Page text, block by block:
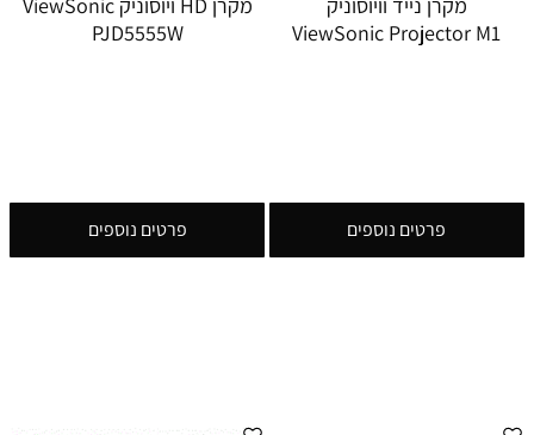
ViewSonic Projector M1
פרטים נוספים
PJD5555W
פרטים נוספים